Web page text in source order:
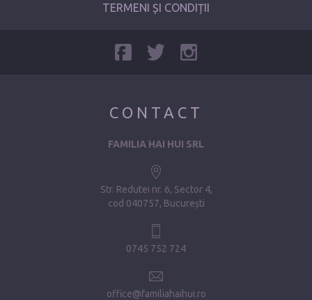
TERMENI ȘI CONDIȚII
CONTACT
FAMILIA HAI HUI SRL
Str. Redutei nr. 6, Sector 4
cod 040757, București
0745 752 724
office@familiahaihui.ro